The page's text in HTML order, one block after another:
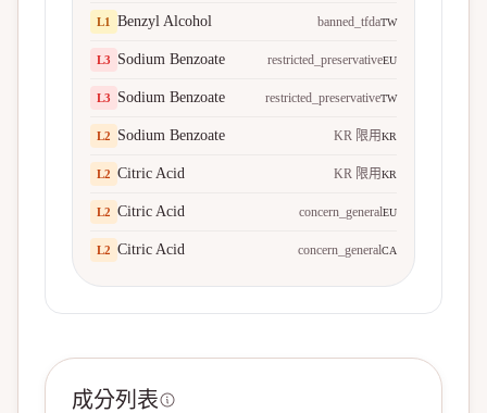
L1 Benzyl Alcohol banned_tfdaTW
L3 Sodium Benzoate restricted_preservativeEU
L3 Sodium Benzoate restricted_preservativeTW
L2 Sodium Benzoate KR 限用KR
L2 Citric Acid KR 限用KR
L2 Citric Acid concern_generalEU
L2 Citric Acid concern_generalCA
成分列表